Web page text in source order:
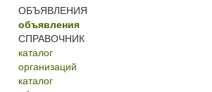
ОБЪЯВЛЕНИЯ
объявления
СПРАВОЧНИК
каталог
организаций
каталог